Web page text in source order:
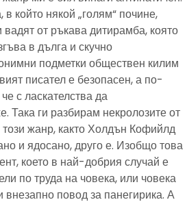
който някой „голям“ почине,
от ръкава дитирамба, която
в дълга и скучно
подметки обществен килим
писател е безопасен, а по-
с ласкателства да
Така ги разбирам некролозите от
жанр, както Холдън Кофийлд
и ядосано, друго е. Изобщо това
което в най-добрия случай е
по труда на човека, или човека
внезапно повод за панегирика. А